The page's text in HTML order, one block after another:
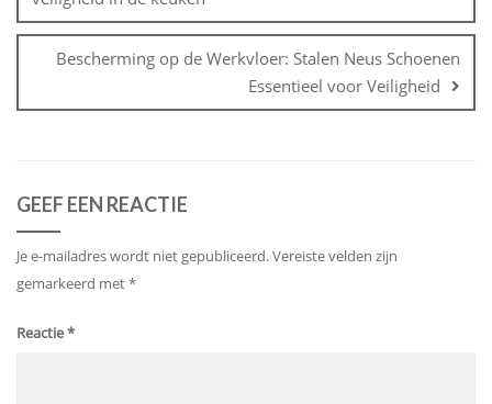
Bescherming op de Werkvloer: Stalen Neus Schoenen
Essentieel voor Veiligheid
GEEF EEN REACTIE
Je e-mailadres wordt niet gepubliceerd.Vereiste velden zijn
gemarkeerd met*
Reactie*